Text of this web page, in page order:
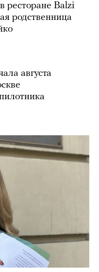
ресторане Balzi
родственница
августа